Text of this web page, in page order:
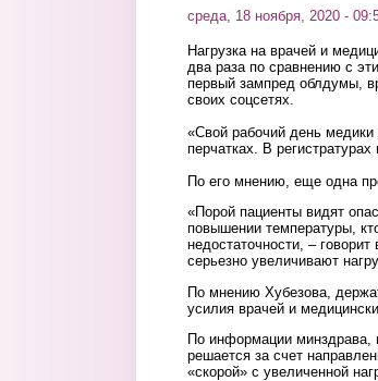
среда, 18 ноября, 2020 -
Нагрузка на врачей и
два раза по сравнению с
первый зампред облдумы,
своих соцсетях.
«Свой рабочий день
перчатках. В
По его мнению, еще одна
«Порой пациенты видят
повышении температуры,
недостаточности, –
серьезно увеличивают
По мнению Хубезова,
усилия врачей и
По информации минздрава,
решается за счет
«скорой» с увеличенной